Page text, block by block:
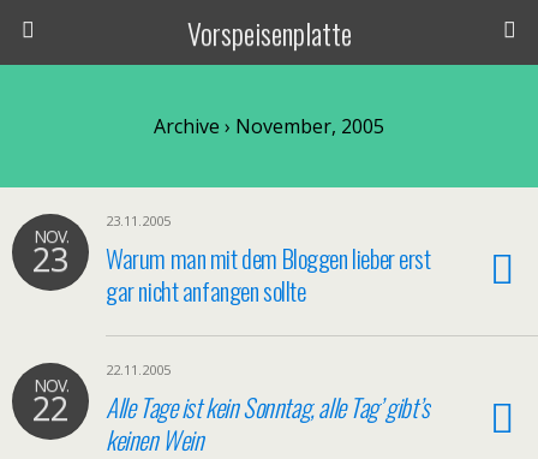
Vorspeisenplatte
Archive › November, 2005
NOV.
23
23.11.2005
Warum man mit dem Bloggen lieber erst
gar nicht anfangen sollte
NOV.
22
22.11.2005
Alle Tage ist kein Sonntag, alle Tag’ gibt’s
keinen Wein